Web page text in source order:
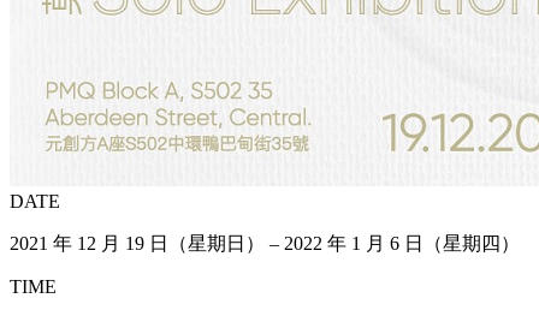
DATE
2021 年 12 月 19 日（星期日） – 2022 年 1 月 6 日（星期四）
TIME